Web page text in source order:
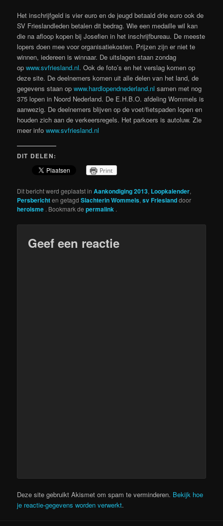
Het inschrijfgeld is vier euro en de jeugd betaald drie euro ook de
SV Frieslandleden betalen dit bedrag. Wie een medaille wil kan
die na afloop kopen bij Josefien in het inschrijfbureau. De meeste
lopers doen mee voor organisatiekosten. Prijzen zijn er niet te
winnen, iedereen is winnaar. De uitslagen staan zondag
opwww.svfriesland.nl. Ook de foto’s en het verslag komen op
deze site. De deelnemers komen uit alle delen van het land, de
gegevens staan opwww.hardlopendnederland.nl samen met nog
375 lopen in Noord Nederland. De E.H.B.O. afdeling Wommels is
aanwezig. De deelnemers blijven op de voet/fietspaden lopen en
houden zich aan de verkeersregels. Het parkoers is autoluw. Zie
meer infowww.svfriesland.nl
DIT DELEN:
Print
Dit bericht werd geplaatst inAankondiging 2013, Loopkalender,
Persberichten getagdSlachterin Wommels,sv Frieslanddoor
heroisme . Bookmark depermalink .
Geef een reactie
Deze site gebruikt Akismet om spam te verminderen. Bekijk hoe
je reactie-gegevens worden verwerkt.